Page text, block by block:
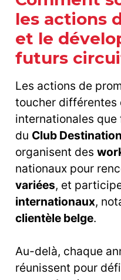
les actions
et le
futurs
Les actions de
toucher différentes
internationales que
du Club
organisent des
nationaux pour
variées, et
internationaux,
clientèle belge.
Au-delà, chaque
réunissent pour